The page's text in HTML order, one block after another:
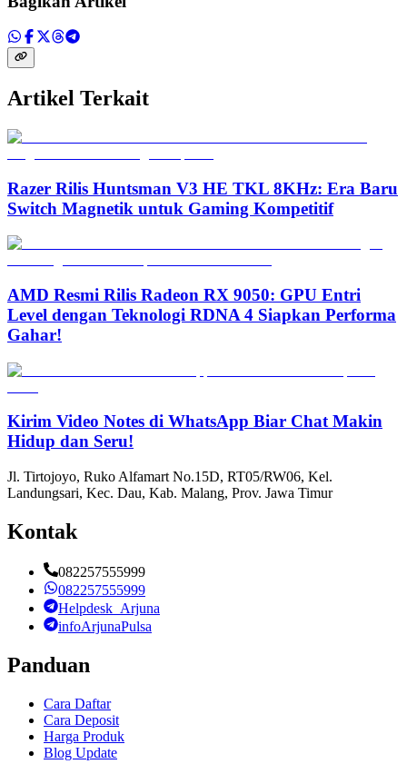
Artikel Terkait
Razer Rilis Huntsman V3 HE TKL 8KHz: Era Baru
Switch Magnetik untuk Gaming Kompetitif
AMD Resmi Rilis Radeon RX 9050: GPU Entri
Level dengan Teknologi RDNA 4 Siapkan Performa
Gahar!
Kirim Video Notes di WhatsApp Biar Chat Makin
Hidup dan Seru!
Jl. Tirtojoyo, Ruko Alfamart No.15D, RT05/RW06, Kel.
Landungsari, Kec. Dau, Kab. Malang, Prov. Jawa Timur
Kontak
082257555999
082257555999
Helpdesk_Arjuna
infoArjunaPulsa
Panduan
Cara Daftar
Cara Deposit
Harga Produk
Blog Update